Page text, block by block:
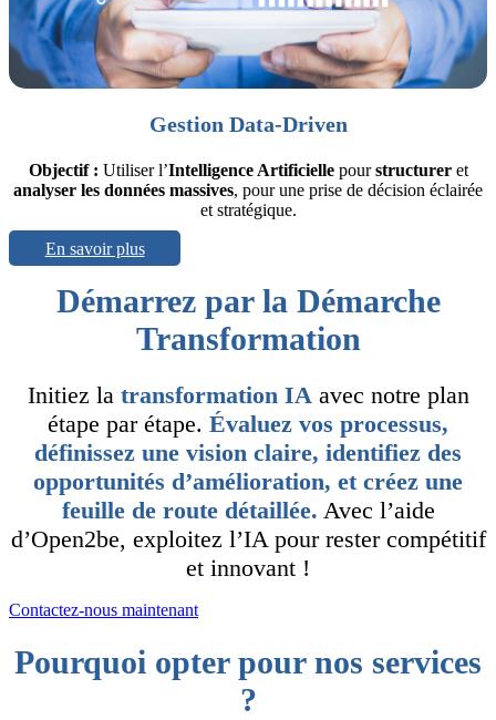
Gestion Data-Driven
Objectif : Utiliser l’Intelligence Artificiellepourstructureret
analyser les données massives, pour une prise de décision éclairée
et stratégique.
En savoir plus
Démarrez par la Démarche
Transformation
Initiez la transformation IA avec notre plan
étape par étape. Évaluez vos processus,
définissez une vision claire, identifiez des
opportunités d’amélioration, et créez une
feuille de route détaillée. Avec l’aide
d’Open2be, exploitez l’IA pour rester compétitif
et innovant !
Contactez-nous maintenant
Pourquoi opter pour nos services
?